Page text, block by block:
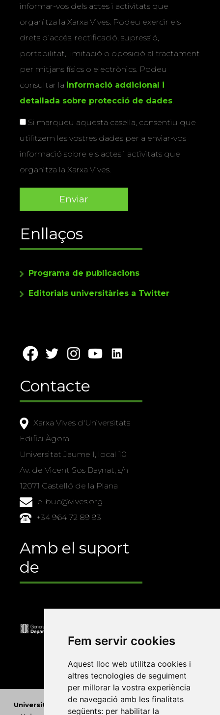
Fem servir cookies
Aquest lloc web utilitza cookies i
altres tecnologies de seguiment
per millorar la vostra experiència
de navegació amb les finalitats
següents: per habilitar la
informar-vos dels actes i activitats que
organitza la Xarxa Vives. Podeu exercir els
drets d’accés, rectificació, supressió,
portabilitat, limitació o oposició al tractament
per mitjans físics o electrònics. Podeu
consultar la informació addicional i
detallada sobre protecció de dades.
Si marqueu aquesta casella, consentiu que
utilitzem les vostres dades per a enviar-vos
informació sobre els actes i activitats que
organitza la Xarxa Vives.
Enllaços
Programa de publicacions
Editorials universitàries a Twitter
Contacte
Xarxa Vives d'Universitats
Edifici Àgora
Universitat Jaume I, local 10
Av. de Vicent Sos Baynat, s/n
12071 Castelló de la Plana
e-buc@vives.org
+34 964 72 89 93
Amb el suport
de
Universitat Abat Oliba CEU•Universitat d'Alacant